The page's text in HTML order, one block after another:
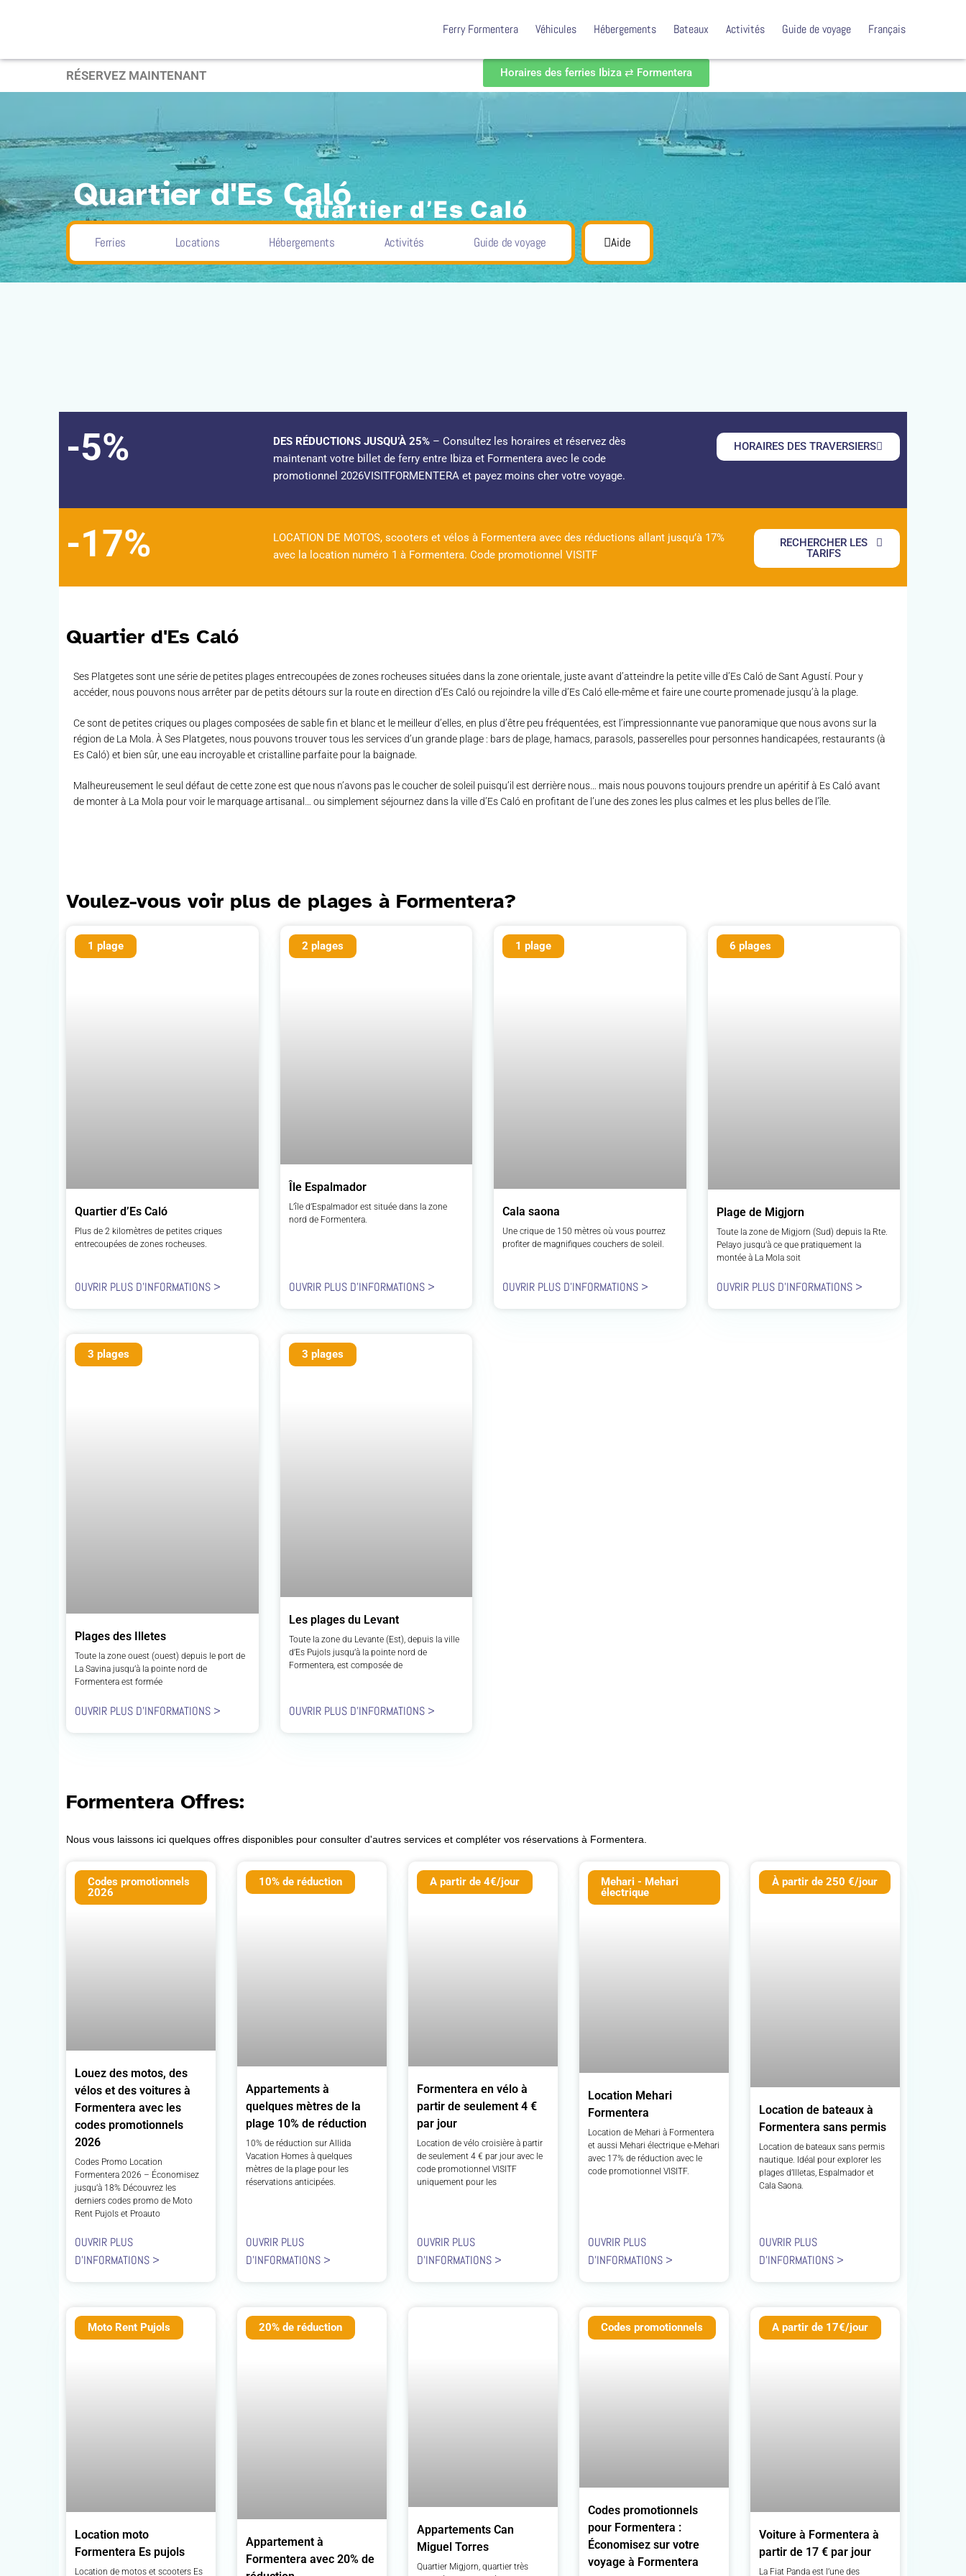
Ferry Formentera Véhicules Hébergements Bateaux Activités Guide de voyage Français
RÉSERVEZ MAINTENANT Horaires des ferries Ibiza ⇄ Formentera
Quartier d’Es Caló
Home Plages de Formentera Quartier d’Es Caló
Quartier d'Es Caló
Ferries Locations Hébergements Activités Guide de voyage Aide
-5% DES RÉDUCTIONS JUSQU’À 25%– Consultez les horaires et réservez dès
maintenant votre billet de ferry entre Ibiza et Formentera avec le code
promotionnel 2026VISITFORMENTERA et payez moins cher votre voyage.
HORAIRES DES TRAVERSIERS
-17%
LOCATION DE MOTOS, scooters et vélos à Formentera avec des réductions allant jusqu’à 17%
avec la location numéro 1 à Formentera. Code promotionnel VISITF
RECHERCHER LES
TARIFS
Quartier d'Es Caló
Ses Platgetes sont une série de petites plages entrecoupées de zones rocheuses situées dans la zone orientale, juste avant d’atteindre la petite ville d’Es Caló de Sant Agustí. Pour y
accéder, nous pouvons nous arrêter par de petits détours sur la route en direction d’Es Caló ou rejoindre la ville d’Es Caló elle-même et faire une courte promenade jusqu’à la plage.
Ce sont de petites criques ou plages composées de sable fin et blanc et le meilleur d’elles, en plus d’être peu fréquentées, est l’impressionnante vue panoramique que nous avons sur la
région de La Mola. À Ses Platgetes, nous pouvons trouver tous les services d’un grande plage : bars de plage, hamacs, parasols, passerelles pour personnes handicapées, restaurants (à
Es Caló) et bien sûr, une eau incroyable et cristalline parfaite pour la baignade.
Malheureusement le seul défaut de cette zone est que nous n’avons pas le coucher de soleil puisqu’il est derrière nous… mais nous pouvons toujours prendre un apéritif à Es Caló avant
de monter à La Mola pour voir le marquage artisanal… ou simplement séjournez dans la ville d’Es Caló en profitant de l’une des zones les plus calmes et les plus belles de l’île.
Voulez-vous voir plus de plages à Formentera?
1 plage
Quartier d’Es Caló
Plus de 2 kilomètres de petites criques
entrecoupées de zones rocheuses.
OUVRIR PLUS D'INFORMATIONS >
2 plages
Île Espalmador
L’île d’Espalmador est située dans la zone
nord de Formentera.
OUVRIR PLUS D'INFORMATIONS >
1 plage
Cala saona
Une crique de 150 mètres où vous pourrez
profiter de magnifiques couchers de soleil.
OUVRIR PLUS D'INFORMATIONS >
6 plages
Plage de Migjorn
Toute la zone de Migjorn (Sud) depuis la Rte.
Pelayo jusqu’à ce que pratiquement la
montée à La Mola soit
OUVRIR PLUS D'INFORMATIONS >
3 plages
Plages des Illetes
Toute la zone ouest (ouest) depuis le port de
La Savina jusqu’à la pointe nord de
Formentera est formée
OUVRIR PLUS D'INFORMATIONS >
3 plages
Les plages du Levant
Toute la zone du Levante (Est), depuis la ville
d’Es Pujols jusqu’à la pointe nord de
Formentera, est composée de
OUVRIR PLUS D'INFORMATIONS >
Formentera Offres:
Nous vous laissons ici quelques offres disponibles pour consulter d'autres services et compléter vos réservations à Formentera.
Codes promotionnels
2026
Louez des motos, des
vélos et des voitures à
Formentera avec les
codes promotionnels
2026
Codes Promo Location
Formentera 2026 – Économisez
jusqu’à 18% Découvrez les
derniers codes promo de Moto
Rent Pujols et Proauto
OUVRIR PLUS
D'INFORMATIONS >
10% de réduction
Appartements à
quelques mètres de la
plage 10% de réduction
10% de réduction sur Allida
Vacation Homes à quelques
mètres de la plage pour les
réservations anticipées.
OUVRIR PLUS
D'INFORMATIONS >
A partir de 4€/jour
Formentera en vélo à
partir de seulement 4 €
par jour
Location de vélo croisière à partir
de seulement 4 € par jour avec le
code promotionnel VISITF
uniquement pour les
OUVRIR PLUS
D'INFORMATIONS >
Mehari - Mehari
électrique
Location Mehari
Formentera
Location de Mehari à Formentera
et aussi Mehari électrique e-Mehari
avec 17% de réduction avec le
code promotionnel VISITF.
OUVRIR PLUS
D'INFORMATIONS >
À partir de 250 €/jour
Location de bateaux à
Formentera sans permis
Location de bateaux sans permis
nautique. Idéal pour explorer les
plages d’Illetas, Espalmador et
Cala Saona.
OUVRIR PLUS
D'INFORMATIONS >
Moto Rent Pujols
Location moto
Formentera Es pujols
Location de motos et scooters Es
20% de réduction
Appartement à
Formentera avec 20% de
Appartements Can
Miguel Torres
Quartier Migjorn, quartier très
Codes promotionnels
Codes promotionnels
pour Formentera :
Économisez sur votre
voyage à Formentera
A partir de 17€/jour
Voiture à Formentera à
partir de 17 € par jour
La Fiat Panda est l’une des